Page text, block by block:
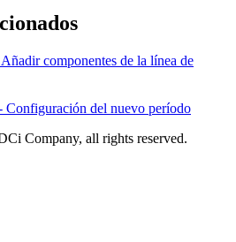
componentes de la línea de
Configuración del nuevo período
Company, all rights reserved.